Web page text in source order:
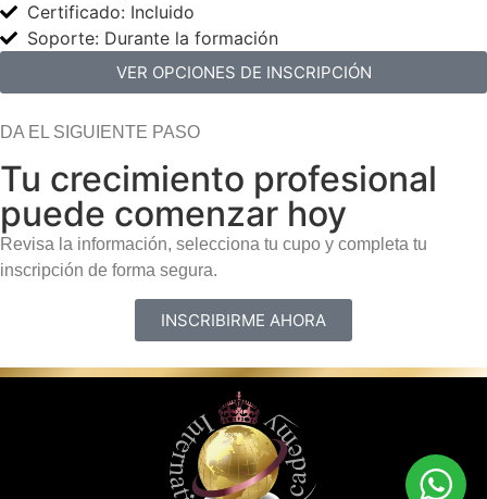
Certificado: Incluido
Soporte: Durante la formación
VER OPCIONES DE INSCRIPCIÓN
DA EL SIGUIENTE PASO
Tu crecimiento profesional
puede comenzar hoy
Revisa la información, selecciona tu cupo y completa tu
inscripción de forma segura.
INSCRIBIRME AHORA